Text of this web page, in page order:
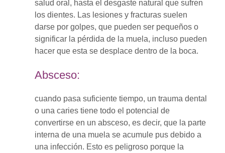
salud oral, hasta el desgaste natural que sufren
los dientes. Las lesiones y fracturas suelen
darse por golpes, que pueden ser pequeños o
significar la pérdida de la muela, incluso pueden
hacer que esta se desplace dentro de la boca.
Absceso:
cuando pasa suficiente tiempo, un trauma dental
o una caries tiene todo el potencial de
convertirse en un absceso, es decir, que la parte
interna de una muela se acumule pus debido a
una infección. Esto es peligroso porque la